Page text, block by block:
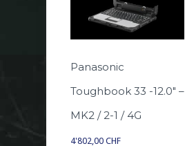
Panasonic
Toughbook 33 -12.0″ –
MK2 / 2-1 / 4G
4'802,00 CHF